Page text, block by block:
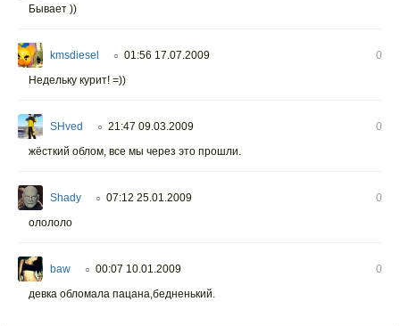
Бывает ))
kmsdiesel ○ 01:56 17.07.2009
0
Недельку курит! =))
SHved ○ 21:47 09.03.2009
0
жёсткий облом, все мы через это прошли.
Shady ○ 07:12 25.01.2009
0
олололо
baw ○ 00:07 10.01.2009
0
девка обломала пацана,бедненький.